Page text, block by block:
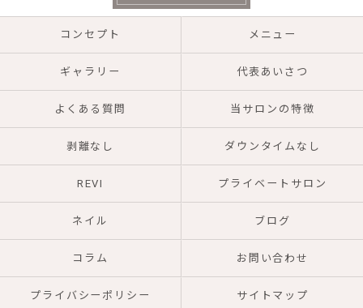
コンセプト メニュー
ギャラリー 代表あいさつ
よくある質問 当サロンの特徴
剥離なし ダウンタイムなし
REVI プライベートサロン
ネイル ブログ
コラム お問い合わせ
プライバシーポリシー サイトマップ